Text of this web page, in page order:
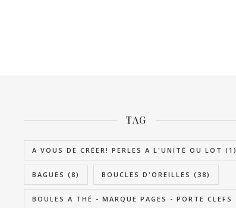
TAG
A VOUS DE CRÉER! PERLES A L'UNITÉ OU LOT (1)
BAGUES (8) BOUCLES D'OREILLES (38)
BOULES A THÉ - MARQUE PAGES - PORTE CLEFS